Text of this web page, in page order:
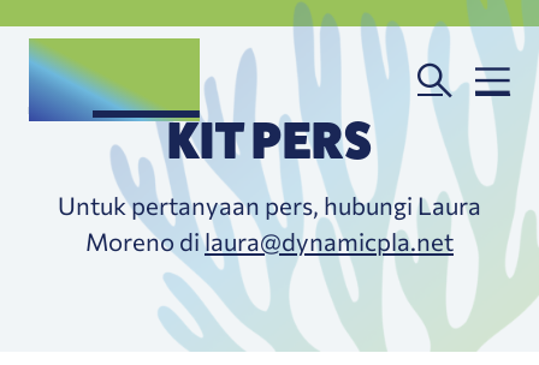
KIT PERS
Untuk pertanyaan pers, hubungi Laura
Moreno dilaura@dynamicpla.net